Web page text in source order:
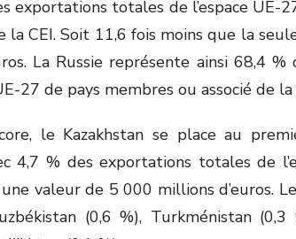
exportations totales de l’espace UE-
la CEI. Soit 11,6 fois moins que la
La Russie représente ainsi 68,4
27 de pays membres ou associé de la
le Kazakhstan se place au
4,7 % des exportations totales de
valeur de 5 000 millions d’euros.
(0,6 %), Turkménistan